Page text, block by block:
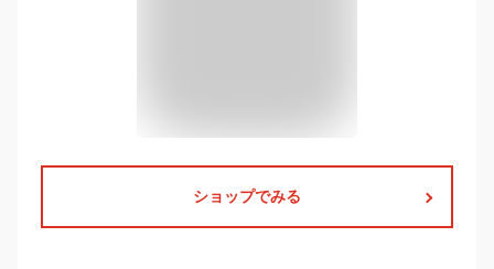
ショップでみる